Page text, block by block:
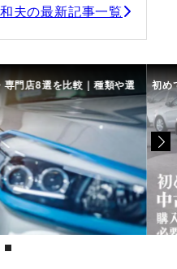
夫の最新記事一覧
門店8選を比較｜種類や選 初め